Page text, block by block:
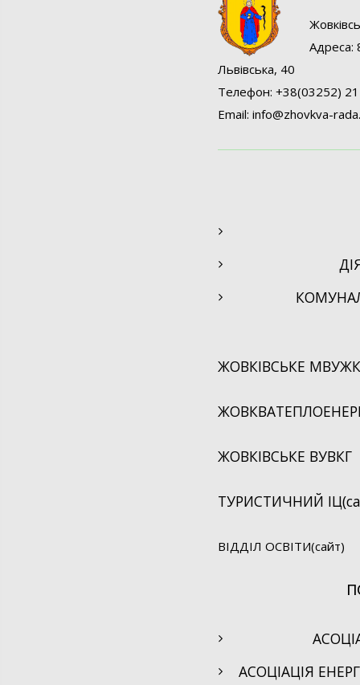
Адреса:
Львівська, 40
Телефон: +38(03252)
Email: info@zhovkva-
ЖОВКІВСЬКЕ
ЖОВКІВСЬКЕ ВУВКГ
ТУРИСТИЧНИЙ
ВІДДІЛ ОСВІТИ(сайт)
АСОЦІАЦІЯ